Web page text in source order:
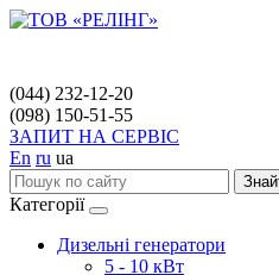
(044) 232-12-20
(098) 150-51-55
ЗАПИТ НА СЕРВІС
En ru ua
Категорії
Дизельні генератори
5 - 10 кВт